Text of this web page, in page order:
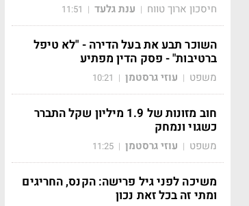
חיסכון ארוך טווח | ענת גלעד |
11:51
השוכר תבע את בעל הדירה - "לא טיפל
ברטיבות" - פסק הדין מפתיע
משפט | עוזי גרסטמן |
10:21
חוב מזונות של 1.9 מיליון שקל התברר
כשגוי ונמחק
משפט | עוזי גרסטמן |
11:25
משיכה לפני גיל פרישה: הקנס, החריגים
ומתי זה בכל זאת נכון